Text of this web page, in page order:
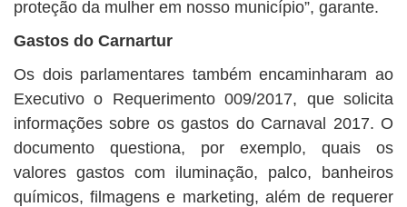
proteção da mulher em nosso município”, garante.
Gastos do Carnartur
Os dois parlamentares também encaminharam ao
Executivo o Requerimento 009/2017, que solicita
informações sobre os gastos do Carnaval 2017. O
documento questiona, por exemplo, quais os
valores gastos com iluminação, palco, banheiros
químicos, filmagens e marketing, além de requerer